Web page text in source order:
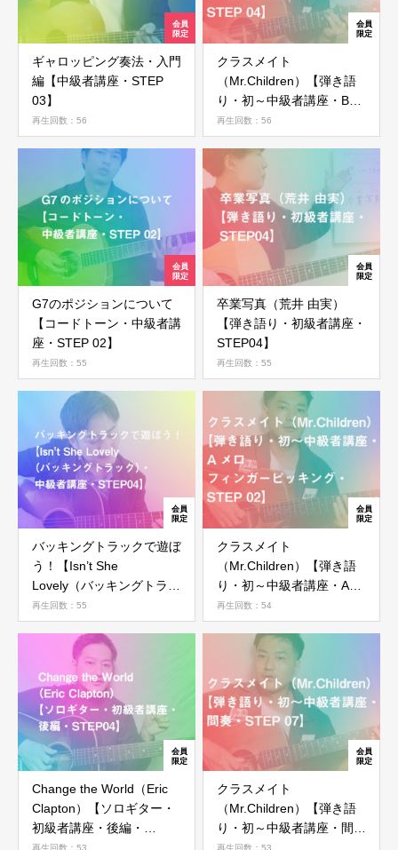
ギャロッピング奏法・入門
編【中級者講座・STEP
03】
再生回数：56
クラスメイト
（Mr.Children）【弾き語
り・初～中級者講座・Bメ
ロ フィンガーピッキン
グ・STEP 04】
再生回数：56
G7のポジションについて
【コードトーン・中級者講
座・STEP 02】
再生回数：55
卒業写真（荒井 由実）
【弾き語り・初級者講座・
STEP04】
再生回数：55
バッキングトラックで遊ぼ
う！【Isn’t She
Lovely（バッキングトラッ
ク）・中級者講座・
STEP04】
再生回数：55
クラスメイト
（Mr.Children）【弾き語
り・初～中級者講座・Aメ
ロ フィンガーピッキン
グ・STEP 02】
再生回数：54
Change the World（Eric
Clapton）【ソロギター・
初級者講座・後編・
再生回数：53
クラスメイト
（Mr.Children）【弾き語
り・初～中級者講座・間
再生回数：53